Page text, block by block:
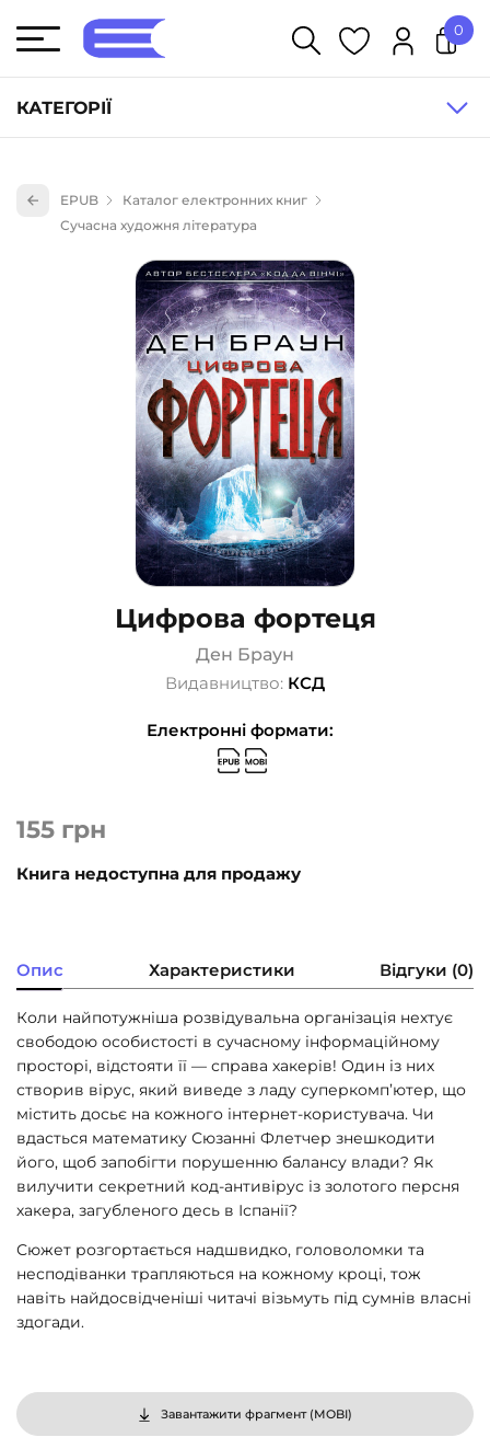
КАТЕГОРІЇ
Книги для дітей (836)
Науково-популярна література (1015)
Навчальна література та посібники (527)
Енциклопедії, довідники, словники (55)
Подарункові сертифікати (1)
0
EPUB
Каталог електронних книг
Сучасна художня література
Цифрова фортеця
Ден Браун
Видавництво: КСД
Електронні формати:
155 грн
Книга недоступна для продажу
Опис Характеристики Відгуки (0)
Коли найпотужніша розвідувальна організація нехтує
свободою особистості в сучасному інформаційному
просторі, відстояти її — справа хакерів! Один із них
створив вірус, який виведе з ладу суперкомп’ютер, що
містить досьє на кожного інтернет-користувача. Чи
вдасться математику Сюзанні Флетчер знешкодити
його, щоб запобігти порушенню балансу влади? Як
вилучити секретний код-антивірус із золотого персня
хакера, загубленого десь в Іспанії?
Сюжет розгортається надшвидко, головоломки та
несподіванки трапляються на кожному кроці, тож
навіть найдосвідченіші читачі візьмуть під сумнів власні
здогади.
Завантажити фрагмент (MOBI)